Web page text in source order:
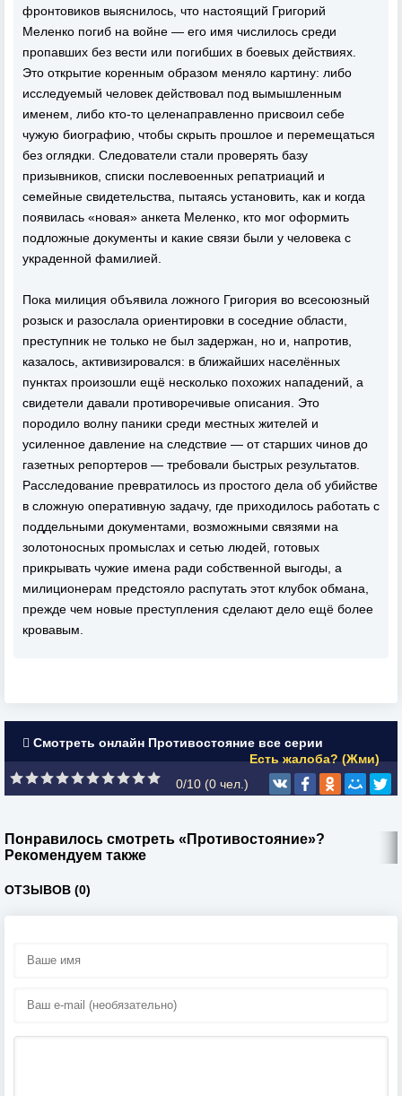
фронтовиков выяснилось, что настоящий Григорий
Меленко погиб на войне — его имя числилось среди
пропавших без вести или погибших в боевых действиях.
Это открытие коренным образом меняло картину: либо
исследуемый человек действовал под вымышленным
именем, либо кто‑то целенаправленно присвоил себе
чужую биографию, чтобы скрыть прошлое и перемещаться
без оглядки. Следователи стали проверять базу
призывников, списки послевоенных репатриаций и
семейные свидетельства, пытаясь установить, как и когда
появилась «новая» анкета Меленко, кто мог оформить
подложные документы и какие связи были у человека с
украденной фамилией.
Пока милиция объявила ложного Григория во всесоюзный
розыск и разослала ориентировки в соседние области,
преступник не только не был задержан, но и, напротив,
казалось, активизировался: в ближайших населённых
пунктах произошли ещё несколько похожих нападений, а
свидетели давали противоречивые описания. Это
породило волну паники среди местных жителей и
усиленное давление на следствие — от старших чинов до
газетных репортеров — требовали быстрых результатов.
Расследование превратилось из простого дела об убийстве
в сложную оперативную задачу, где приходилось работать с
поддельными документами, возможными связями на
золотоносных промыслах и сетью людей, готовых
прикрывать чужие имена ради собственной выгоды, а
милиционерам предстояло распутать этот клубок обмана,
прежде чем новые преступления сделают дело ещё более
кровавым.
Смотреть онлайн Противостояние все серии
Есть жалоба? (Жми)
0/10 (0 чел.)
Понравилось смотреть «Противостояние»?
Рекомендуем также
ОТЗЫВОВ (0)